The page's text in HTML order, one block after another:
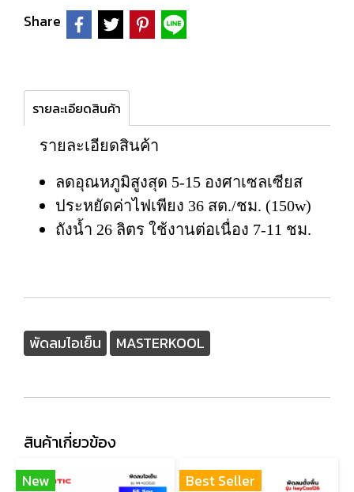
Share
รายละเอียดสินค้า
รายละเอียดสินค้า
ลดอุณหภูมิสูงสุด 5-15 องศาเซลเซียส
ประหยัดค่าไฟเพียง 36 สต./ชม. (150w)
ถังน้ำ 26 ลิตร ใช้งานต่อเนื่อง 7-11 ชม.
พัดลมไอเย็น MASTERKOOL
สินค้าเกี่ยวข้อง
New Best Seller